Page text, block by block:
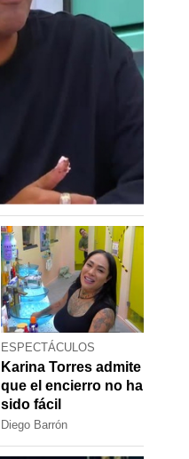
ESPECTÁCULOS
Karina Torres admite
que el encierro no ha
sido fácil
Diego Barrón